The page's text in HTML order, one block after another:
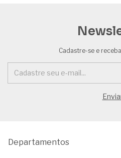
Cadastre-se e
Departamentos